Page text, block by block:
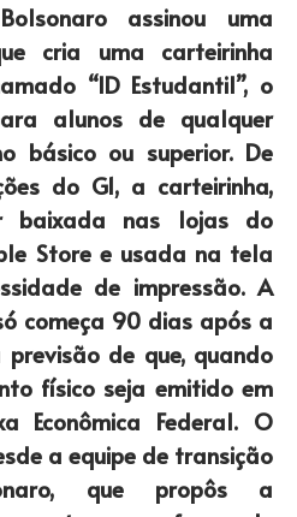
assinou uma
cria uma carteirinha
“ID Estudantil”, o
alunos de qualquer
básico ou superior. De
do G1, a carteirinha,
baixada nas lojas do
Store e usada na tela
de impressão. A
começa 90 dias após a
de que, quando
físico seja emitido em
Econômica Federal. O
a equipe de transição
que propôs a